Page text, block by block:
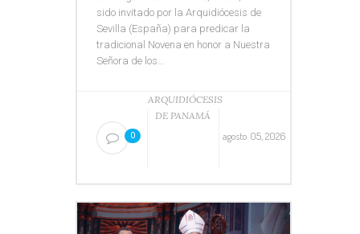
sido invitado por la Arquidiócesis de
Sevilla (España) para predicar la
tradicional Novena en honor a Nuestra
Señora de los...
0
ARQUIDIÓCESIS
DE PANAMÁ
agosto 05, 2026